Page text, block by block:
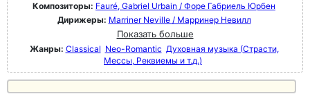
Композиторы: Fauré, Gabriel Urbain / Форе Габриель Юрбен
Дирижеры: Marriner Neville / Марринер Невилл
Показать больше
Жанры: Classical Neo-Romantic Духовная музыка (Страсти,
Мессы, Реквиемы и т.д.)